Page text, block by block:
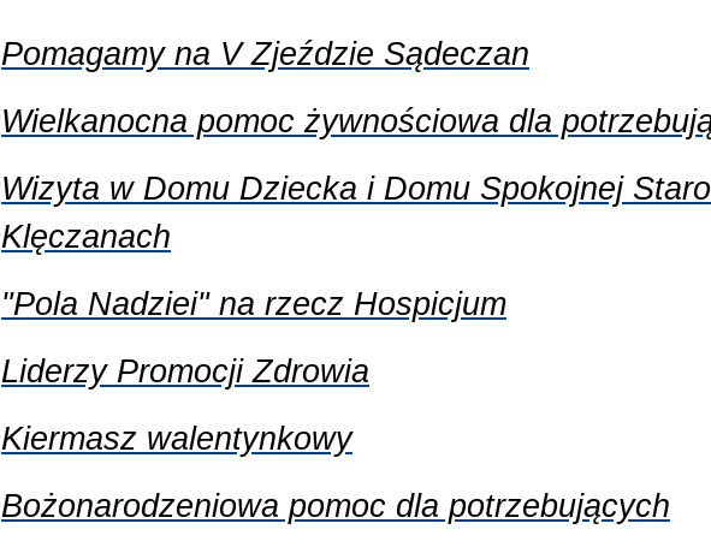
Pomagamy na V Zjeździe Sądeczan
Wielkanocna pomoc żywnościowa dla
Wizyta w Domu Dziecka i Domu Spokojnej
Klęczanach
"Pola Nadziei" na rzecz Hospicjum
Liderzy Promocji Zdrowia
Kiermasz walentynkowy
Bożonarodzeniowa pomoc dla potrzebujących